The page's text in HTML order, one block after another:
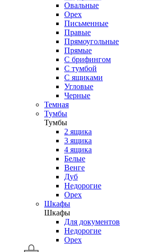
Овальные
Орех
Письменные
Правые
Прямоугольные
Прямые
С брифингом
С тумбой
С ящиками
Угловые
Черные
Темная
Тумбы
Тумбы
2 ящика
3 ящика
4 ящика
Белые
Венге
Дуб
Недорогие
Орех
Шкафы
Шкафы
Для документов
Недорогие
Орех